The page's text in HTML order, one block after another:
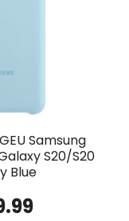
Samsung
S20/S20
Blue